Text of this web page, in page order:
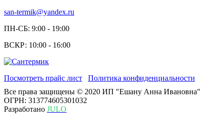
san-termik@yandex.ru
ПН-СБ: 9:00 - 19:00
ВСКР: 10:00 - 16:00
Посмотреть прайс лист
Политика конфиденциальности
Все права защищены © 2020 ИП "Ешану Анна Ивановна"
ОГРН: 313774605301032
Разработано JULO